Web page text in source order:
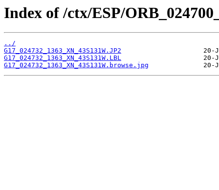
Index of /ctx/ESP/
../
G17_024732_1363_XN_43S131W.JP2
G17_024732_1363_XN_43S131W.LBL
G17_024732_1363_XN_43S131W.browse.jpg